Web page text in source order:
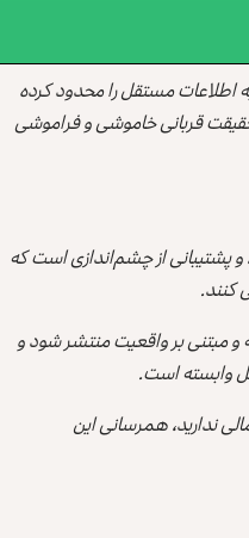
مستقل را محدود کرده
قربانی خاموشی و فراموشی
پشتیبانی از چشم‌اندازی است که
کنند.
و مبتنی بر واقعیت منتشر شود و
وابسته است.
ندارید، همرسانی این